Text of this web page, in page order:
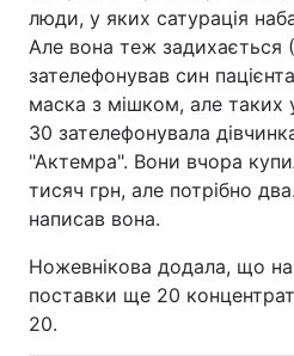
люди, у яких сатурація
Але вона теж
зателефонував син
маска з мішком, але таких
30 зателефонувала
"Актемра". Вони вчора
тисяч грн, але потрібно
написав вона.
Ножевнікова додала, що
поставки ще 20
20.